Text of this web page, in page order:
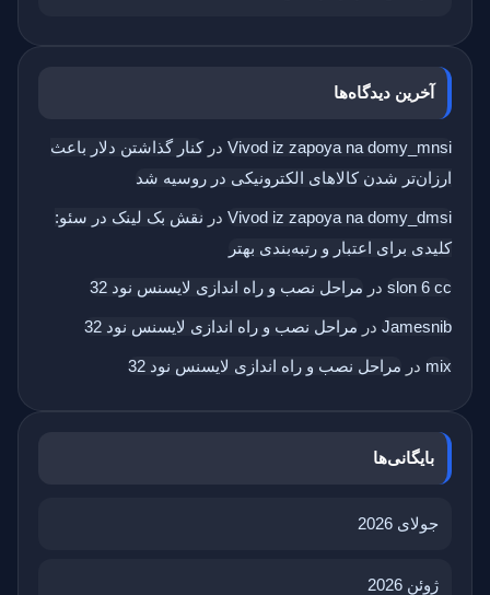
آخرین دیدگاه‌ها
Vivod iz zapoya na domy_mnsi درکنار گذاشتن دلار باعث
ارزان‌تر شدن کالاهای الکترونیکی در روسیه شد
Vivod iz zapoya na domy_dmsi در نقش بک‌ لینک در سئو:
کلیدی برای اعتبار و رتبه‌بندی بهتر
slon 6 cc در مراحل نصب و راه اندازی لایسنس نود 32
Jamesnib در مراحل نصب و راه اندازی لایسنس نود 32
mix در مراحل نصب و راه اندازی لایسنس نود 32
بایگانی‌ها
جولای 2026
ژوئن 2026